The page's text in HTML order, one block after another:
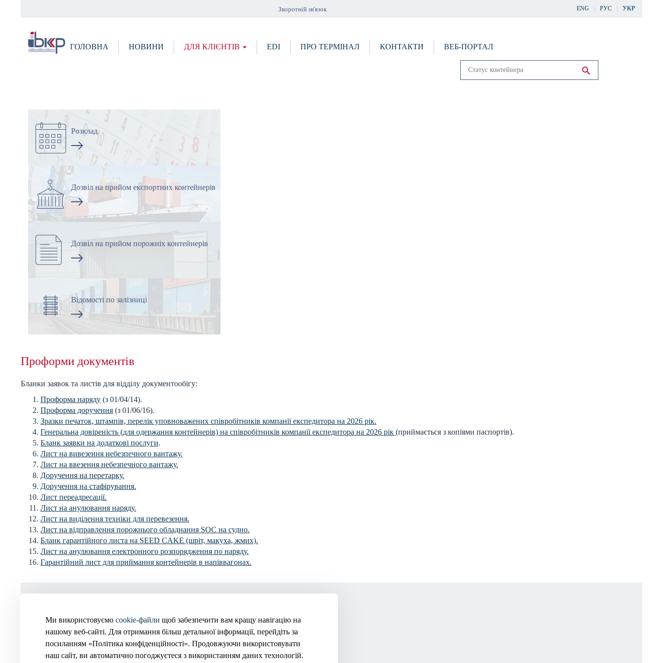
Ми використовуємо cookie-файли щоб забезпечити вам кращу навігацію на
нашому веб-сайті. Для отримання більш детальної інформації, перейдіть за
посиланням «Політика конфіденційності». Продовжуючи використовувати
наш сайт, ви автоматично погоджуєтеся з використанням даних технологій.
ENG РУС УКР
Зворотній зв'язок
ГОЛОВНА НОВИНИ ДЛЯ КЛІЄНТІВ EDI ПРО ТЕРМІНАЛ КОНТАКТИ ВЕБ-ПОРТАЛ
Run search
Розклад
Дозвіл на прийом експортних контейнерів
Дозвіл на прийом порожніх контейнерів
Відомості по залізниці
Проформи документів
Бланки заявок та листів для відділу документообігу:
Проформа наряду (з 01/04/14).
Проформа доручення (з 01/06/16).
Зразки печаток, штампів, перелік уповноважених співробітників компанії експедитора на 2026 рік.
Генеральна довіреність (для одержання контейнерів) на співробітників компанії експедитора на 2026 рік (приймається з копіями паспортів).
Бланк заявки на додаткові послуги.
Лист на вивезення небезпечного вантажу.
Лист на ввезення небезпечного вантажу.
Доручення на перетарку.
Доручення на стафірування.
Лист переадресації.
Лист на анулювання наряду.
Лист на виділення техніки для перевезення.
Лист на відправлення порожнього обладнання SOC на судно.
Бланк гарантійного листа на SEED CAKE (шріт, макуха, жмих).
Лист на анулювання електронного розпорядження по наряду.
Гарантійний лист для приймання контейнерів в напіввагонах.
Графік роботи:
Пн-Пт з 8-30 до 17-00
Обідня перерва:
з 12-30 до 13-00
Вихідні:
Сб-Нд
Телефон: +380 (48) 737 3681
Email: bkport@bkport.com